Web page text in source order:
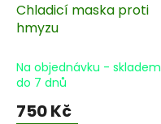
Chladicí maska proti
hmyzu
Na objednávku - skladem
do 7 dnů
750 Kč